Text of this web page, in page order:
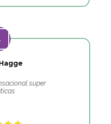
super